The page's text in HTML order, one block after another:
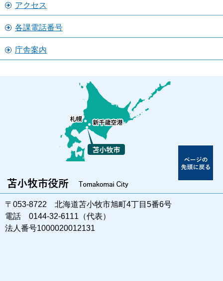
アクセス
各課電話番号
庁舎案内
〒053-8722 北海道苫小牧市旭町4丁目5番6号
電話 0144-32-6111（代表）
法人番号1000020012131